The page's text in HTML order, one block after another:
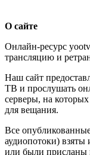
О сайте
Онлайн-ресурс
трансляцию и
Наш сайт
ТВ и прослушать
серверы, на
для вещания.
Все
аудиопотоки) взяты
или были присланы